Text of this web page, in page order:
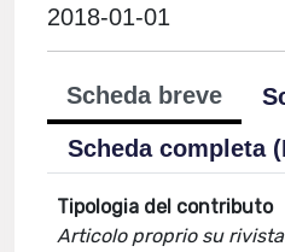
2018-01-01
Scheda breve
Scheda completa
Tipologia del contributo
Articolo proprio su rivista